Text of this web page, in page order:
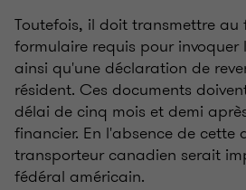
Toutefois, il doit transmettre au
formulaire requis pour
ainsi qu'une déclaration de
résident. Ces documents
délai de cinq mois et demi
financier. En l'absence de cette
transporteur canadien serait
fédéral américain.